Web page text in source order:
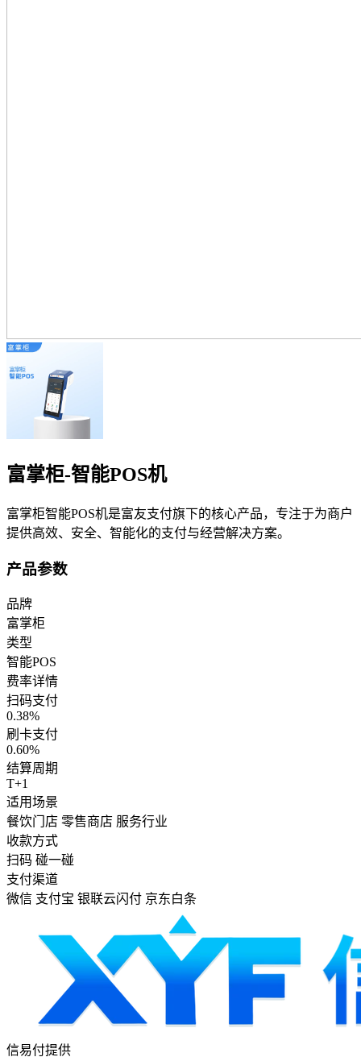
富掌柜-智能POS机
富掌柜智能POS机是富友支付旗下的核心产品，专注于为商户
提供高效、安全、智能化的支付与经营解决方案。
产品参数
品牌
富掌柜
类型
智能POS
费率详情
扫码支付
0.38%
刷卡支付
0.60%
结算周期
T+1
适用场景
餐饮门店 零售商店 服务行业
收款方式
扫码 碰一碰
支付渠道
微信 支付宝 银联云闪付 京东白条
信易付提供